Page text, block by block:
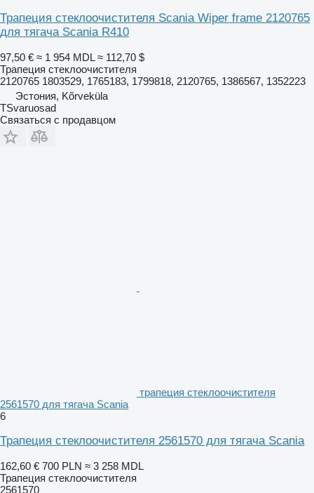
Трапеция стеклоочистителя Scania Wiper frame 2120765
для тягача Scania R410
97,50 € ≈ 1 954 MDL ≈ 112,70 $
Трапеция стеклоочистителя
2120765 1803529, 1765183, 1799818, 2120765, 1386567, 1352223
Эстония, Kõrveküla
TSvaruosad
Связаться с продавцом
трапеция стеклоочистителя
2561570 для тягача Scania
6
Трапеция стеклоочистителя 2561570 для тягача Scania
162,60 € 700 PLN ≈ 3 258 MDL
Трапеция стеклоочистителя
2561570